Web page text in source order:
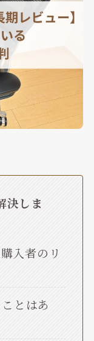
決しま
入者のリ
とはあ